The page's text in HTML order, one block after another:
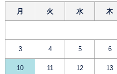
月 火 水 木
3 4 5 6
10 11 12 13